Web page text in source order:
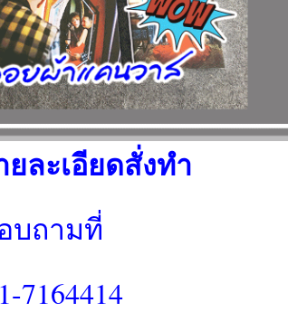
ละเอียดสั่งทำ
บถามที่
7164414